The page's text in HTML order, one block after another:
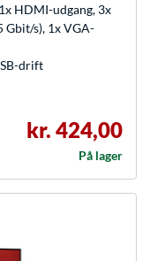
HDMI-udgang, 3x
Gbit/s), 1x VGA-
drift
kr. 424,00
På lager